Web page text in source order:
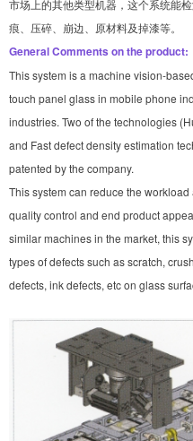
市场上的其他类型机器，这个系统能
痕、压碎、崩边、原材料及掉漆等。
General Comments on the product:
This system is a machine vision-
touch panel glass in mobile phone
industries. Two of the technologies
and Fast defect density estimation
patented by the company.
This system can reduce the
quality control and end product
similar machines in the market, this
types of defects such as scratch,
defects, ink defects, etc on glass